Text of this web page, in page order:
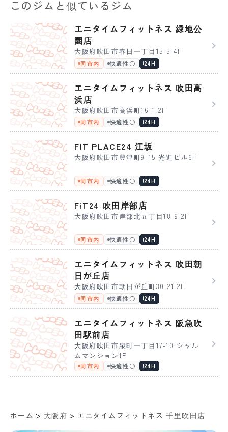
このジムと似ているジム
エニタイムフィットネス 緑地公
園店
大阪府吹田市春日一丁目15-5 4F
同市内 快適性〇 24H
エニタイムフィットネス 吹田高
浜店
大阪府吹田市高浜町16 1-2F
同市内 快適性〇 24H
FIT PLACE24 江坂
大阪府吹田市豊津町9-15 光進ビル6F
同市内 快適性〇 24H
FiT24 吹田岸部店
大阪府吹田市岸部北五丁目18-9 2F
同市内 快適性〇 24H
エニタイムフィットネス 吹田朝
日が丘店
大阪府吹田市朝日が丘町30-21 2F
同市内 快適性〇 24H
エニタイムフィットネス 阪急吹
田駅前店
大阪府吹田市泉町一丁目17-10 シャル
ムマンション1F
同市内 快適性〇 24H
ホーム > 大阪府 > エニタイムフィットネス 千里吹田店